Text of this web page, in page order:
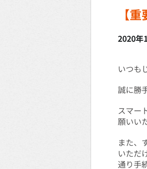
【
2020年
いつも
誠に勝
スマー
願いい
また、
いただ
通り手